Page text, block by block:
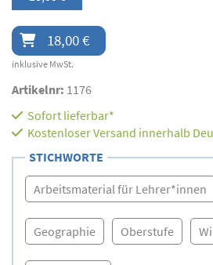
18,00 €
inklusive MwSt.
Artikelnr: 1176
Sofort lieferbar*
Kostenloser Versand innerhalb
STICHWORTE
Arbeitsmaterial für Lehrer*innen
Geographie Oberstufe